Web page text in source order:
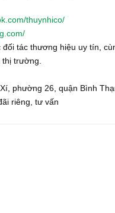
thuynhico/
tác thương hiệu uy tín,
trường.
phường 26, quận Bình
riêng, tư vấn